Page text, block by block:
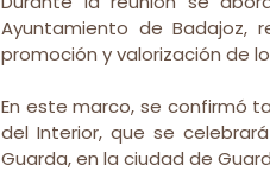
Ayuntamiento de
promoción y valorización de
En este marco, se confirmó
del Interior, que se
Guarda, en la ciudad de